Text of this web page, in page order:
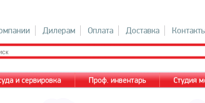
Дилерам Оплата Доставка
и сервировка Проф. инвентарь Студия